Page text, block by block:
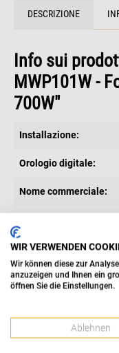
DESCRIZIONE
Info sui
MWP101W -
700W"
Installazione:
Orologio digitale:
Nome commerciale:
Controllo elettronico:
Capacità (l):
WIR VERWENDEN
Wir können diese zur
anzuzeigen und Ihnen ein
öffnen Sie die Einstellungen.
Ablehnen